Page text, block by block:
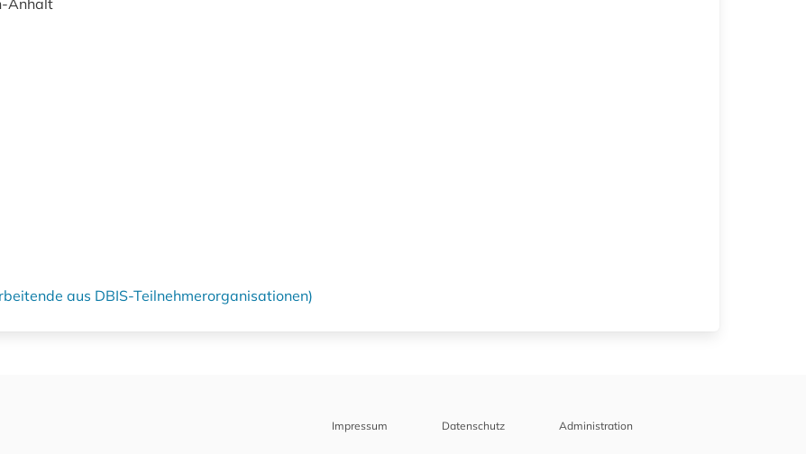
Anhalt
aus DBIS-Teilnehmerorganisationen)
Impressum Datenschutz Administration